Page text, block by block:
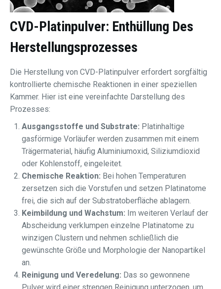
CVD-Platinpulver: Enthüllung Des
Herstellungsprozesses
Die Herstellung von CVD-Platinpulver erfordert sorgfältig
kontrollierte chemische Reaktionen in einer speziellen
Kammer. Hier ist eine vereinfachte Darstellung des
Prozesses:
Ausgangsstoffe und Substrate: Platinhaltige
gasförmige Vorläufer werden zusammen mit einem
Trägermaterial, häufig Aluminiumoxid, Siliziumdioxid
oder Kohlenstoff, eingeleitet.
Chemische Reaktion: Bei hohen Temperaturen
zersetzen sich die Vorstufen und setzen Platinatome
frei, die sich auf der Substratoberfläche ablagern.
Keimbildung und Wachstum: Im weiteren Verlauf der
Abscheidung verklumpen einzelne Platinatome zu
winzigen Clustern und nehmen schließlich die
gewünschte Größe und Morphologie der Nanopartikel
an.
Reinigung und Veredelung: Das so gewonnene